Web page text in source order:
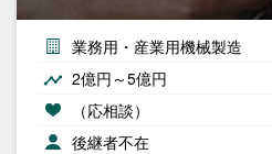
業務用・産業用機械製造
2億円～5億円
（応相談）
後継者不在